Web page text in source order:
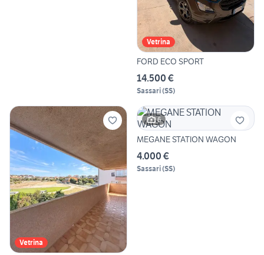
Vetrina
FORD ECO SPORT
14.500 €
Sassari(SS)
Vetrina
6
MEGANE STATION WAGON
4.000 €
Sassari(SS)